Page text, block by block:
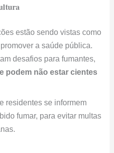
estão sendo vistas como
a saúde pública.
desafios para fumantes,
podem não estar cientes
residentes se informem
fumar, para evitar multas